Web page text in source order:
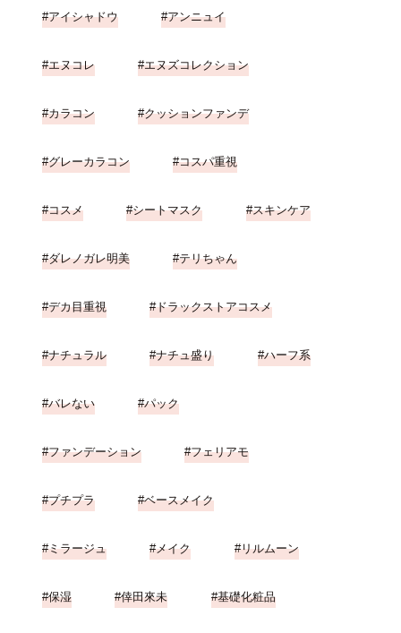
アイシャドウ アンニュイ
エヌコレ エヌズコレクション
カラコン クッションファンデ
グレーカラコン コスパ重視
コスメ シートマスク スキンケア
ダレノガレ明美 テリちゃん
デカ目重視 ドラックストアコスメ
ナチュラル ナチュ盛り ハーフ系
バレない パック
ファンデーション フェリアモ
プチプラ ベースメイク
ミラージュ メイク リルムーン
保湿 倖田來未 基礎化粧品